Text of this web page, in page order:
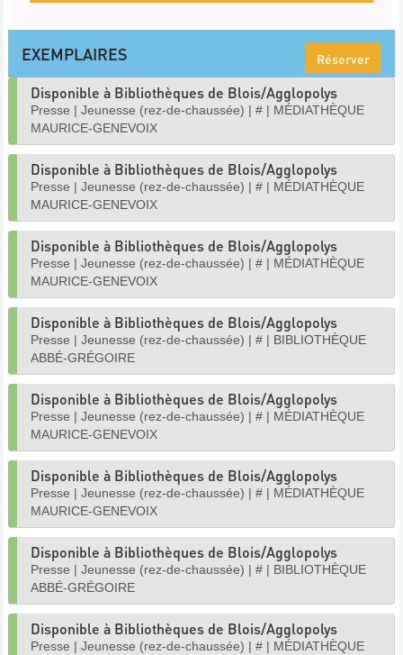
EXEMPLAIRES Réserver
Disponible à Bibliothèques de Blois/Agglopolys
Presse | Jeunesse (rez-de-chaussée) | # | MÉDIATHÈQUE
MAURICE-GENEVOIX
Disponible à Bibliothèques de Blois/Agglopolys
Presse | Jeunesse (rez-de-chaussée) | # | MÉDIATHÈQUE
MAURICE-GENEVOIX
Disponible à Bibliothèques de Blois/Agglopolys
Presse | Jeunesse (rez-de-chaussée) | # | MÉDIATHÈQUE
MAURICE-GENEVOIX
Disponible à Bibliothèques de Blois/Agglopolys
Presse | Jeunesse (rez-de-chaussée) | # | BIBLIOTHÈQUE
ABBÉ-GRÉGOIRE
Disponible à Bibliothèques de Blois/Agglopolys
Presse | Jeunesse (rez-de-chaussée) | # | MÉDIATHÈQUE
MAURICE-GENEVOIX
Disponible à Bibliothèques de Blois/Agglopolys
Presse | Jeunesse (rez-de-chaussée) | # | MÉDIATHÈQUE
MAURICE-GENEVOIX
Disponible à Bibliothèques de Blois/Agglopolys
Presse | Jeunesse (rez-de-chaussée) | # | BIBLIOTHÈQUE
ABBÉ-GRÉGOIRE
Disponible à Bibliothèques de Blois/Agglopolys
Presse | Jeunesse (rez-de-chaussée) | # | MÉDIATHÈQUE